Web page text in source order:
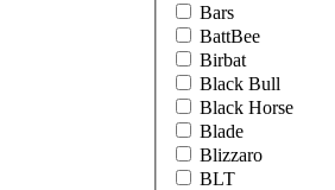
Bars
BattBee
Birbat
Black Bull
Black Horse
Blade
Blizzaro
BLT